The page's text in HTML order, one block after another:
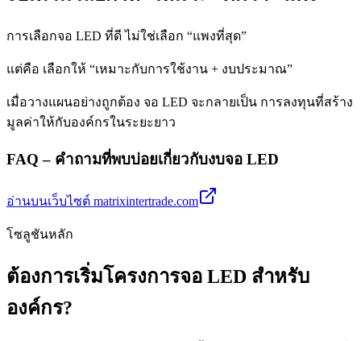
การเลือกจอ LED ที่ดี ไม่ใช่เลือก “แพงที่สุด”
แต่คือ เลือกให้ “เหมาะกับการใช้งาน + งบประมาณ”
เมื่อวางแผนอย่างถูกต้อง จอ LED จะกลายเป็น การลงทุนที่สร้าง
มูลค่าให้กับองค์กรในระยะยาว
FAQ – คำถามที่พบบ่อยเกี่ยวกับงบจอ LED
อ่านบนเว็บไซต์ matrixintertrade.com
โซลูชันหลัก
ต้องการเริ่มโครงการจอ LED สำหรับ
องค์กร?